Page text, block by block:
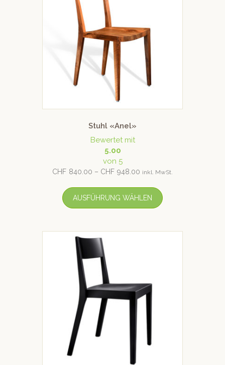
Stuhl «Anel»
Bewertet mit
5.00
von 5
CHF 840.00 – CHF 948.00 inkl. MwSt.
AUSFÜHRUNG WÄHLEN